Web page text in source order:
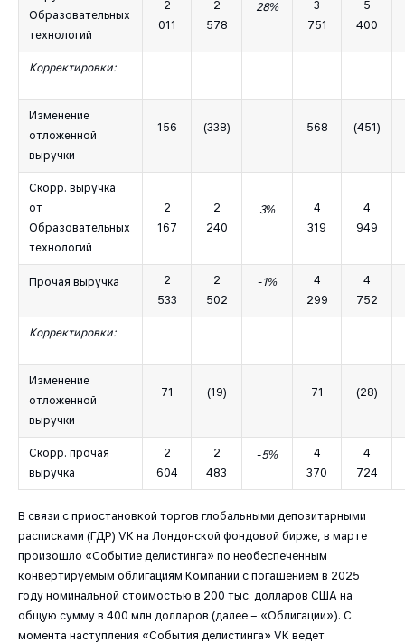
Образовательных
технологий
2
011
2
578
28%
3
751
5
400
Корректировки:
Изменение
отложенной
выручки
156 (338) 568 (451)
Скорр. выручка
от
Образовательных
технологий
2
167
2
240
3%
4
319
4
949
Прочая выручка
2
533
2
502
-1%
4
299
4
752
Корректировки:
Изменение
отложенной
выручки
71 (19) 71 (28)
Скорр. прочая
выручка
2
604
2
483
-5%
4
370
4
724
В связи с приостановкой торгов глобальными депозитарными
расписками (ГДР) VK на Лондонской фондовой бирже, в марте
произошло «Событие делистинга» по необеспеченным
конвертируемым облигациям Компании с погашением в 2025
году номинальной стоимостью в 200 тыс. долларов США на
общую сумму в 400 млн долларов (далее – «Облигации»). С
момента наступления «Cобытия делистинга» VK ведет